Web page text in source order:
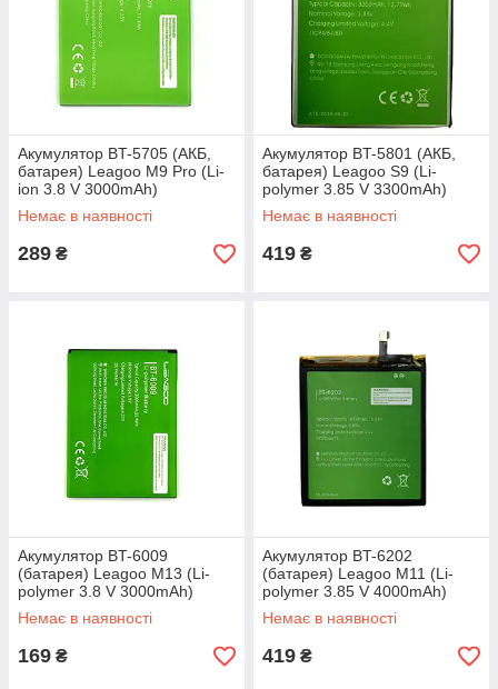
Акумулятор BT-5705 (АКБ,
батарея) Leagoo M9 Pro (Li-
ion 3.8 V 3000mAh)
Немає в наявності
289 ₴
Акумулятор BT-5801 (АКБ,
батарея) Leagoo S9 (Li-
polymer 3.85 V 3300mAh)
Немає в наявності
419 ₴
Акумулятор BT-6009
(батарея) Leagoo M13 (Li-
polymer 3.8 V 3000mAh)
Немає в наявності
169 ₴
Акумулятор BT-6202
(батарея) Leagoo M11 (Li-
polymer 3.85 V 4000mAh)
Немає в наявності
419 ₴